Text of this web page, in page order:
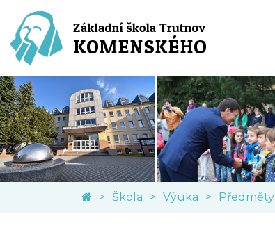
Škola Výuka Předměty